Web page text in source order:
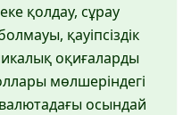
қолдау, сұрау
қауіпсіздік
оқиғаларды
мөлшеріндегі
осындай